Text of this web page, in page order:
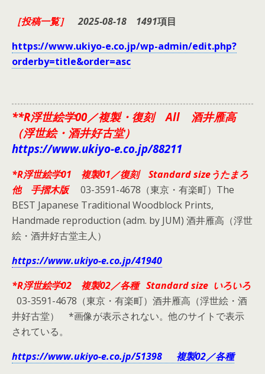
［投稿一覧］2025-08-18 1491項目
https://www.ukiyo-e.co.jp/wp-admin/edit.php?
orderby=title&order=asc
**R浮世絵学00／複製・復刻 All 酒井雁高
（浮世絵・酒井好古堂）
https://www.ukiyo-e.co.jp/88211
*R浮世絵学01 複製01／復刻 Standard sizeうたまろ
他 手摺木版03-3591-4678（東京・有楽町）The
BEST Japanese Traditional Woodblock Prints,
Handmade reproduction (adm. by JUM) 酒井雁高（浮世
絵・酒井好古堂主人）
https://www.ukiyo-e.co.jp/41940
*R浮世絵学02 複製02／各種 Standard size いろいろ
03-3591-4678（東京・有楽町）酒井雁高（浮世絵・酒
井好古堂） *画像が表示されない。他のサイトで表示
されている。
https://www.ukiyo-e.co.jp/51398 複製02／各種